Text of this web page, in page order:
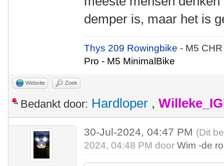
demper is, maar het is
Thys 209 Rowingbike- M5
Pro - M5 MinimalBike
Website Zoek
Bedankt door: Hardloper ,
30-Jul-2024, 04:47 PM (Dit
2024, 04:48 PM doorWim -de